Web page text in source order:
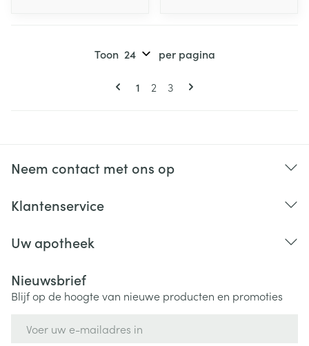
Pagina's
U lees momenteel pagina
1 Pagina
2 Pagina
3
Toon per pagina
Neem contact met ons op
Klantenservice
Uw apotheek
Nieuwsbrief
Blijf op de hoogte van nieuwe producten en promoties